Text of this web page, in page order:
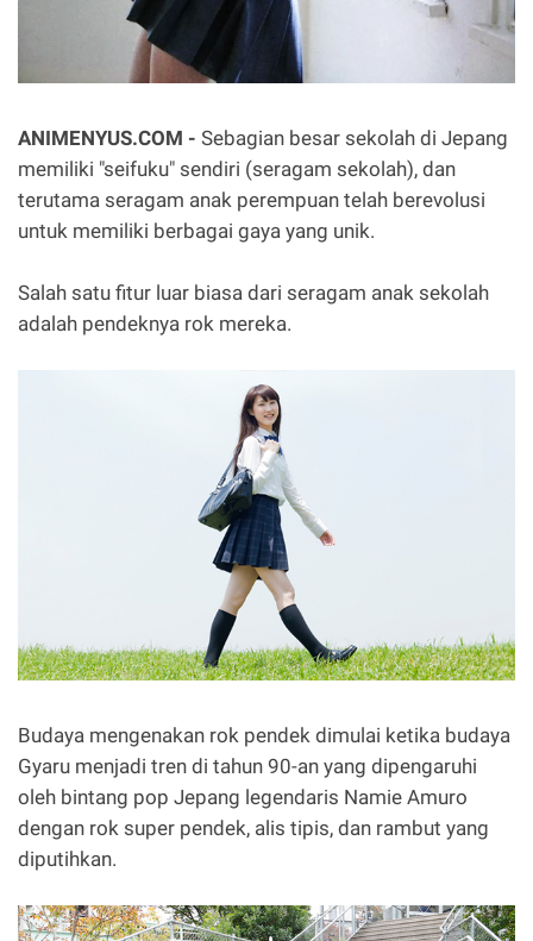
ANIMENYUS.COM - Sebagian besar sekolah di Jepang
memiliki "seifuku" sendiri (seragam sekolah), dan
terutama seragam anak perempuan telah berevolusi
untuk memiliki berbagai gaya yang unik.
Salah satu fitur luar biasa dari seragam anak sekolah
adalah pendeknya rok mereka.
Budaya mengenakan rok pendek dimulai ketika budaya
Gyaru menjadi tren di tahun 90-an yang dipengaruhi
oleh bintang pop Jepang legendaris Namie Amuro
dengan rok super pendek, alis tipis, dan rambut yang
diputihkan.